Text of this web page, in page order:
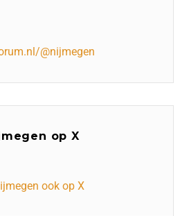
@nijmegen
op X
ook op X